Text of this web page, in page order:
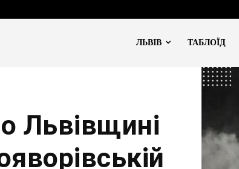
ЛЬВІВ
ТАБЛОЇД
Львівщині